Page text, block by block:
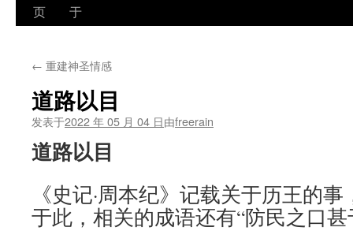
至
文
页
于
← 重建神圣情感
道路以目
发表于2022 年 05 月 04 日由freerain
道路以目
《史记·周本纪》记载关于历王的
于此，相关的成语还有“防民之口甚